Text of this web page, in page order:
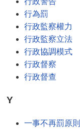
行為罰
行政監察權力
行政監察立法
行政協調模式
行政督察
行政督查
Y
一事不再罰原則